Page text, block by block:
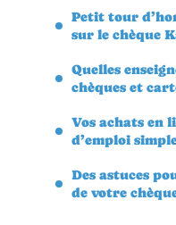
Petit tour
sur le chèque
Quelles
chèques et
Vos achats en
d’emploi
Des astuces
de votre